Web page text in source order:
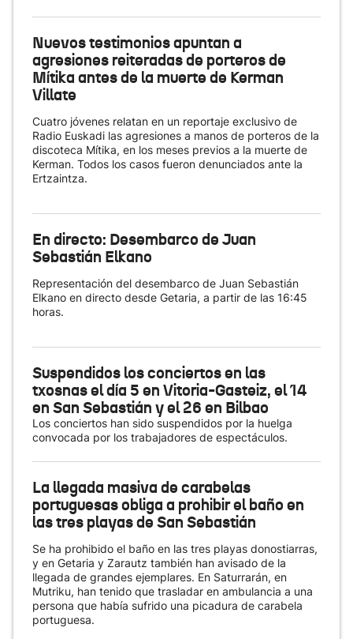
Nuevos testimonios apuntan a
agresiones reiteradas de porteros de
Mítika antes de la muerte de Kerman
Villate
Cuatro jóvenes relatan en un reportaje exclusivo de
Radio Euskadi las agresiones a manos de porteros de la
discoteca Mítika, en los meses previos a la muerte de
Kerman. Todos los casos fueron denunciados ante la
Ertzaintza.
En directo: Desembarco de Juan
Sebastián Elkano
Representación del desembarco de Juan Sebastián
Elkano en directo desde Getaria, a partir de las 16:45
horas.
Suspendidos los conciertos en las
txosnas el día 5 en Vitoria-Gasteiz, el 14
en San Sebastián y el 26 en Bilbao
Los conciertos han sido suspendidos por la huelga
convocada por los trabajadores de espectáculos.
La llegada masiva de carabelas
portuguesas obliga a prohibir el baño en
las tres playas de San Sebastián
Se ha prohibido el baño en las tres playas donostiarras,
y en Getaria y Zarautz también han avisado de la
llegada de grandes ejemplares. En Saturrarán, en
Mutriku, han tenido que trasladar en ambulancia a una
persona que había sufrido una picadura de carabela
portuguesa.